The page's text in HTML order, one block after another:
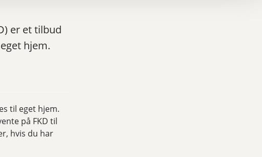
er et tilbud
hjem.
til eget hjem.
på FKD til
hvis du har